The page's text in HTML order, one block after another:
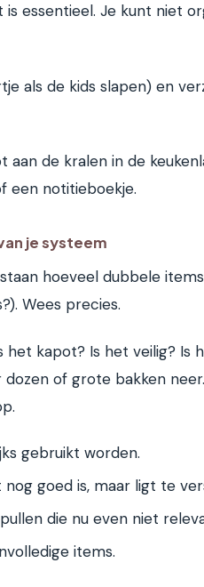
essentieel. Je kunt niet
als de kids slapen) en
de kralen in de
een notitieboekje.
je systeem
hoeveel dubbele
Wees precies.
het kapot? Is het veilig? Is
of grote bakken
gebruikt worden.
nog goed is, maar ligt te
die nu even niet
items.